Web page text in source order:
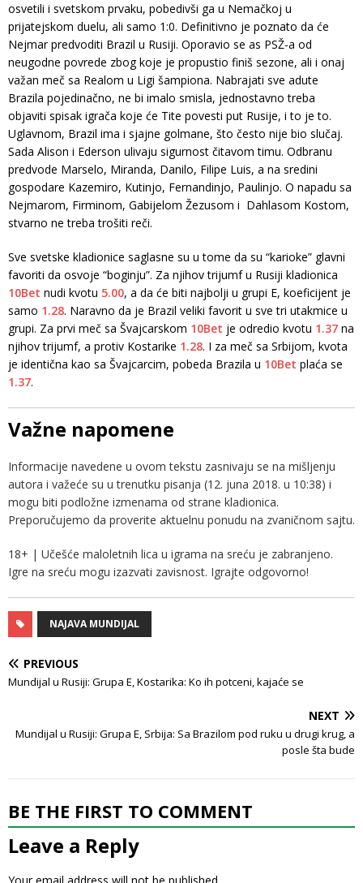
osvetili i svetskom prvaku, pobedivši ga u Nemačkoj u
prijatejskom duelu, ali samo 1:0. Definitivno je poznato da će
Nejmar predvoditi Brazil u Rusiji. Oporavio se as PSŽ-a od
neugodne povrede zbog koje je propustio finiš sezone, ali i onaj
važan meč sa Realom u Ligi šampiona. Nabrajati sve adute
Brazila pojedinačno, ne bi imalo smisla, jednostavno treba
objaviti spisak igrača koje će Tite povesti put Rusije, i to je to.
Uglavnom, Brazil ima i sjajne golmane, što često nije bio slučaj.
Sada Alison i Ederson ulivaju sigurnost čitavom timu. Odbranu
predvode Marselo, Miranda, Danilo, Filipe Luis, a na sredini
gospodare Kazemiro, Kutinjo, Fernandinjo, Paulinjo. O napadu sa
Nejmarom, Firminom, Gabijelom Žezusom i Dahlasom Kostom,
stvarno ne treba trošiti reči.
Sve svetske kladionice saglasne su u tome da su “karioke” glavni
favoriti da osvoje “boginju”. Za njihov trijumf u Rusiji kladionica
10Bet nudi kvotu 5.00, a da će biti najbolji u grupi E, koeficijent je
samo 1.28. Naravno da je Brazil veliki favorit u sve tri utakmice u
grupi. Za prvi meč sa Švajcarskom 10Bet je odredio kvotu 1.37 na
njihov trijumf, a protiv Kostarike 1.28. I za meč sa Srbijom, kvota
je identična kao sa Švajcarcim, pobeda Brazila u 10Bet plaća se
1.37.
Važne napomene
Informacije navedene u ovom tekstu zasnivaju se na mišljenju
autora i važeće su u trenutku pisanja (12. juna 2018. u 10:38) i
mogu biti podložne izmenama od strane kladionica.
Preporučujemo da proverite aktuelnu ponudu na zvaničnom sajtu.
18+ | Učešće maloletnih lica u igrama na sreću je zabranjeno.
Igre na sreću mogu izazvati zavisnost. Igrajte odgovorno!
NAJAVA MUNDIJAL
PREVIOUS
Mundijal u Rusiji: Grupa E, Kostarika: Ko ih potceni, kajaće se
NEXT
Mundijal u Rusiji: Grupa E, Srbija: Sa Brazilom pod ruku u drugi krug, a
posle šta bude
BE THE FIRST TO COMMENT
Leave a Reply